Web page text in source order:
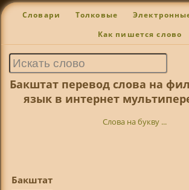
Словари Толковые
Как пишется слово
Бакштат перевод слова на
язык в интернет
Слова на букву ...
Бакштат